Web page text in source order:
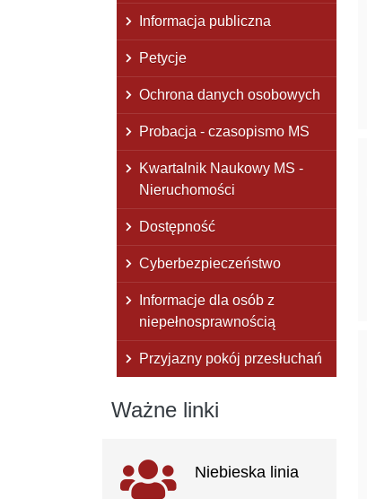
Informacja publiczna
Petycje
Ochrona danych osobowych
Probacja - czasopismo MS
Kwartalnik Naukowy MS -
Nieruchomości
Dostępność
Cyberbezpieczeństwo
Informacje dla osób z
niepełnosprawnością
Przyjazny pokój przesłuchań
Ważne linki
Ważne
linki
Niebieska linia